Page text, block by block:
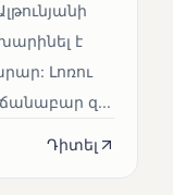
է
Լոռու
զ...
Դիտել